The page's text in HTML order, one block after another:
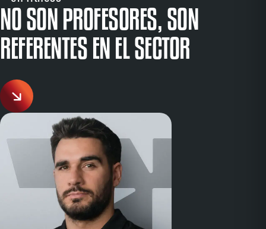
NO SON PROFESORES, SON
REFERENTES EN EL SECTOR